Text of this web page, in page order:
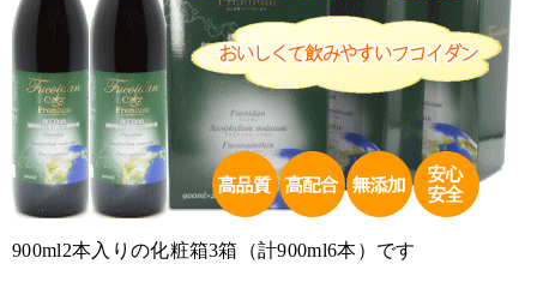
900ml2本入りの化粧箱3箱（計900ml6本）です